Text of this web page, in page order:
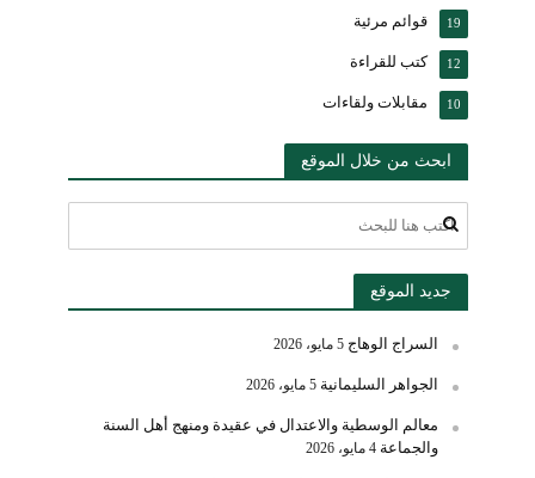
قوائم مرئية 19
كتب للقراءة 12
مقابلات ولقاءات 10
ابحث من خلال الموقع
جديد الموقع
السراج الوهاج 5 مايو، 2026
الجواهر السليمانية 5 مايو، 2026
معالم الوسطية والاعتدال في عقيدة ومنهج أهل السنة
والجماعة 4 مايو، 2026